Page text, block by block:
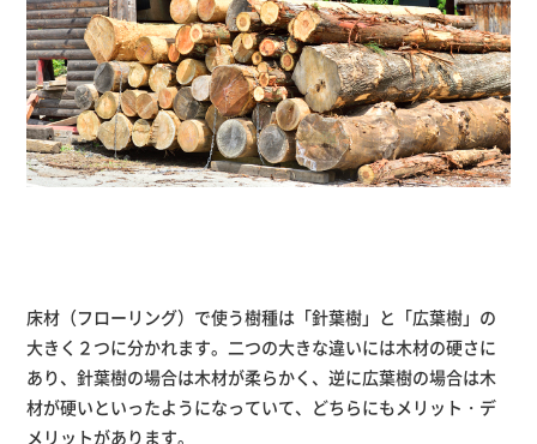
床材（フローリング）で使う樹種は「針葉樹」と「広葉樹」の
大きく２つに分かれます。二つの大きな違いには木材の硬さに
あり、針葉樹の場合は木材が柔らかく、逆に広葉樹の場合は木
材が硬いといったようになっていて、どちらにもメリット・デ
メリットがあります。